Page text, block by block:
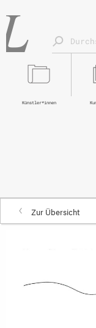
Künstler*innen
Zur Übersicht